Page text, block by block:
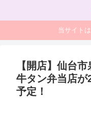
当サイト
【開店】仙台
牛タン弁当店が
予定！